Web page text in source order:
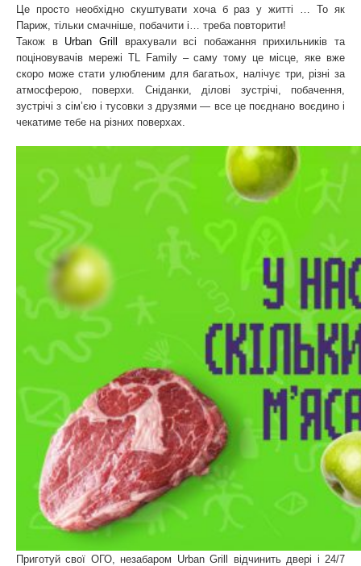
Це просто необхідно скуштувати хоча б раз у житті … То як
Париж, тільки смачніше, побачити і… треба повторити!
Також в Urban Grill
врахували всі побажання прихильників та
поціновувачів мережі TL Family – саму тому це місце, яке вже
скоро може стати улюбленим для багатьох, налічує три, різні за
атмосферою, поверхи. Сніданки, ділові зустрічі, побачення,
зустрічі з сім’єю і тусовки з друзями — все це поєднано воєдино і
чекатиме тебе на різних поверхах.
Приготуй свої ОГО, незабаром Urban Grill відчинить двері і 24/7